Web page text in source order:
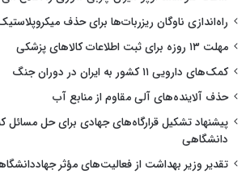
راه‌اندازی ناوگان ریزربات‌ها برای حذف
مهلت ۱۳ روزه برای ثبت اطلاعات کالاهای پزشکی
کمک‌های دارویی ۱۱ کشور به ایران در دوران جنگ
حذف آلاینده‌های آلی مقاوم از منابع آب
پیشنهاد تشکیل قرارگاه‌های جهادی برای حل مسائل
دانشگاهی
تقدیر وزیر بهداشت از فعالیت‌های مؤثر